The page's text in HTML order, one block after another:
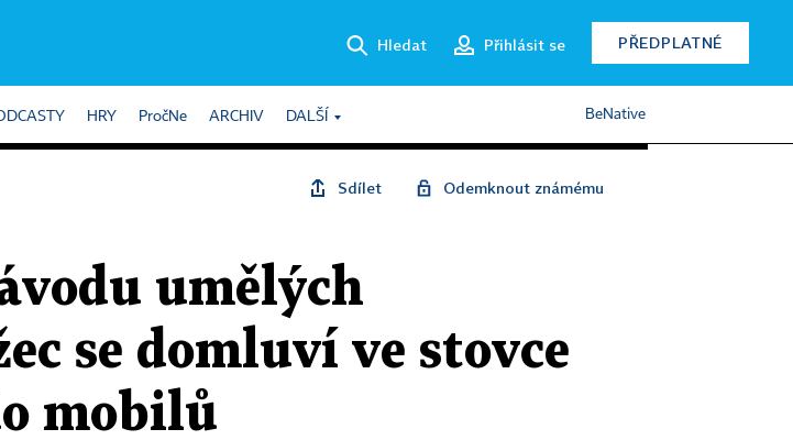
Hledat Přihlásit se PŘEDPLATNÉ
HRY PročNe ARCHIV DALŠÍ BeNative
Sdílet Odemknout známému
umělých
se domluví ve stovce
mobilů